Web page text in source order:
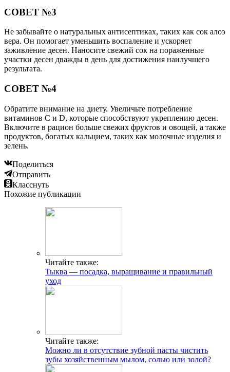
СОВЕТ №3
Не забывайте о натуральных антисептиках, таких как сок алоэ
вера. Он помогает уменьшить воспаление и ускоряет
заживление десен. Наносите свежий сок на пораженные
участки десен дважды в день для достижения наилучшего
результата.
СОВЕТ №4
Обратите внимание на диету. Увеличьте потребление
витаминов C и D, которые способствуют укреплению десен.
Включите в рацион больше свежих фруктов и овощей, а также
продуктов, богатых кальцием, таких как молочные изделия и
зелень.
Поделиться
Отправить
Класснуть
Похожие публикации
Читайте также:
Тыква — посадка, выращивание и правильный
уход
Читайте также:
Можно ли в отсутствие зубной пасты чистить
зубы хозяйственным мылом, солью или золой?